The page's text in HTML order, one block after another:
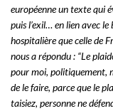
européenne un texte qui
puis l’exil… en lien avec le
hospitalière que celle de
nous a répondu : “Le
pour moi, politiquement,
de le faire, parce que le
taisiez, personne ne